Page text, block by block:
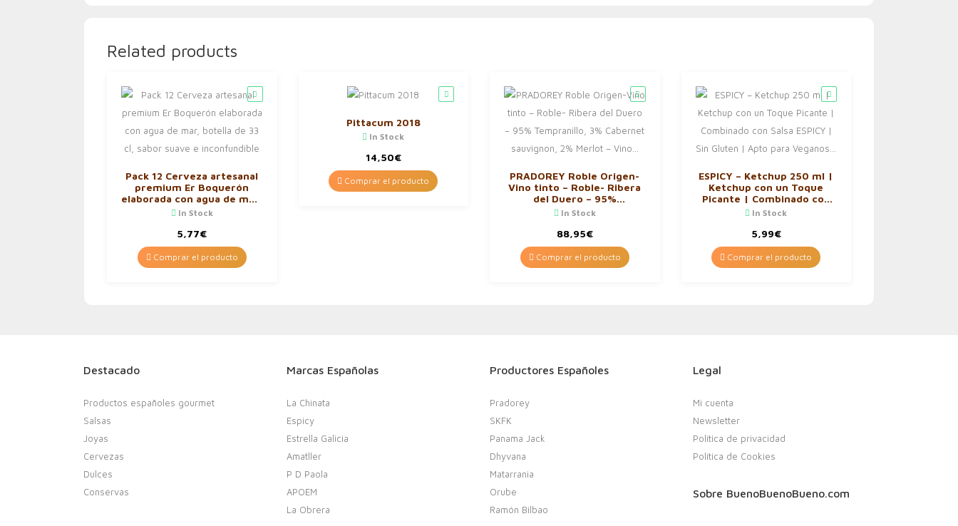
Related products
Pack 12 Cerveza artesanal
premium Er Boquerón
elaborada con agua de mar,
botella de 33 cl, sabor
In Stock
5,77€
Comprar el producto
Pittacum 2018
In Stock
14,50€
Comprar el producto
PRADOREY Roble Origen-
Vino tinto – Roble- Ribera
del Duero – 95%
Tempranillo, 3% Cabernet
Vino…
In Stock
88,95€
Comprar el producto
ESPICY – Ketchup 250 ml |
Ketchup con un Toque
Picante | Combinado con
Salsa ESPICY | Sin Gluten |
In Stock
5,99€
Comprar el producto
Destacado
Productos españoles gourmet
Salsas
Joyas
Cervezas
Dulces
Conservas
Marcas Españolas
La Chinata
Espicy
Estrella Galicia
Amatller
P D Paola
APOEM
La Obrera
Productores Españoles
Pradorey
SKFK
Panama Jack
Dhyvana
Matarrania
Orube
Ramón Bilbao
Legal
Mi cuenta
Newsletter
Política de privacidad
Política de Cookies
Sobre BuenoBuenoBueno.com